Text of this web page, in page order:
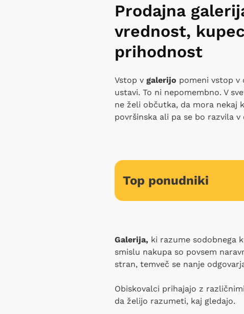
Prodajna
vrednost,
prihodnost
Vstop v galerijo pomeni vstop v
ustavi. To ni nepomembno. V
ne želi občutka, da mora nekaj
površinska ali pa se bo razvila v
Top ponudniki
Galerija, ki razume sodobnega
smislu nakupa so povsem
stran, temveč se nanje
Obiskovalci prihajajo z
da želijo razumeti, kaj gledajo.